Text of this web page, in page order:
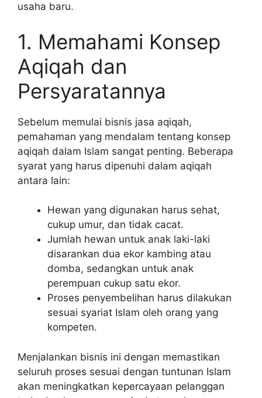
usaha baru.
1. Memahami Konsep
Aqiqah dan
Persyaratannya
Sebelum memulai bisnis jasa aqiqah,
pemahaman yang mendalam tentang konsep
aqiqah dalam Islam sangat penting. Beberapa
syarat yang harus dipenuhi dalam aqiqah
antara lain:
Hewan yang digunakan harus sehat,
cukup umur, dan tidak cacat.
Jumlah hewan untuk anak laki-laki
disarankan dua ekor kambing atau
domba, sedangkan untuk anak
perempuan cukup satu ekor.
Proses penyembelihan harus dilakukan
sesuai syariat Islam oleh orang yang
kompeten.
Menjalankan bisnis ini dengan memastikan
seluruh proses sesuai dengan tuntunan Islam
akan meningkatkan kepercayaan pelanggan